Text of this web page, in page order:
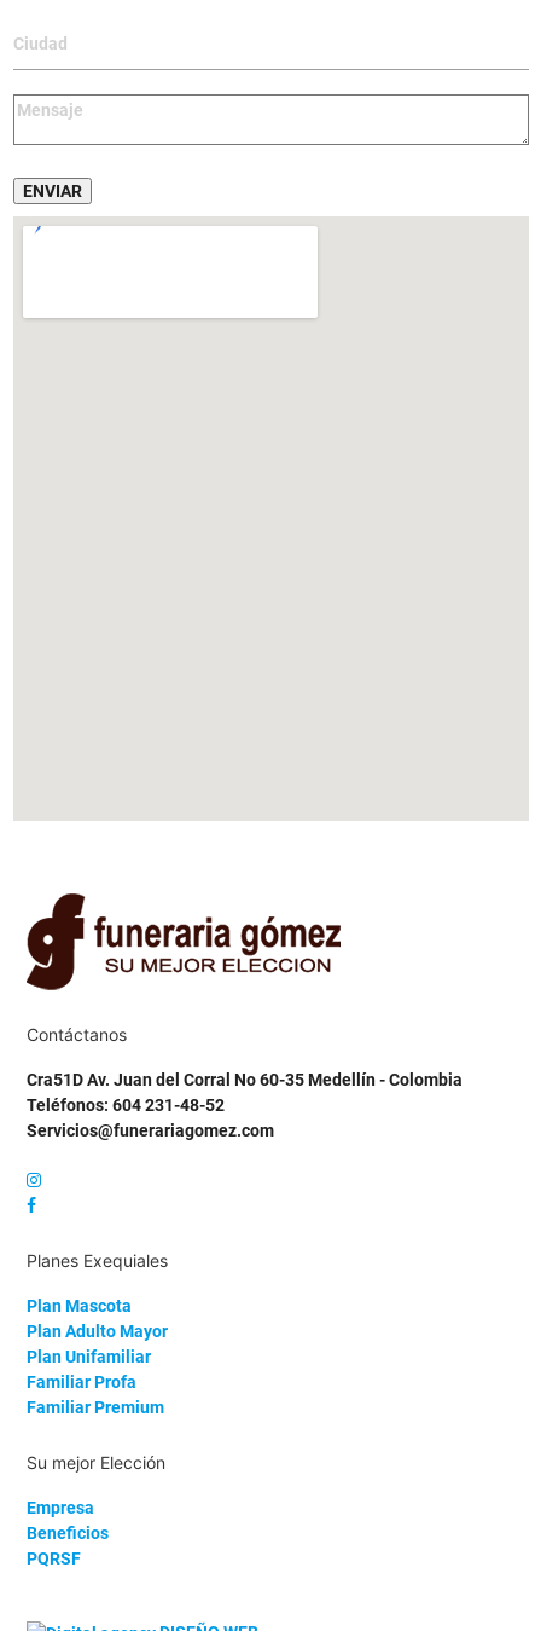
Contáctanos
Cra51D Av. Juan del Corral No 60-35 Medellín - Colombia
Teléfonos: 604 231-48-52
Servicios@funerariagomez.com
Planes Exequiales
Plan Mascota
Plan Adulto Mayor
Plan Unifamiliar
Familiar Profa
Familiar Premium
Su mejor Elección
Empresa
Beneficios
PQRSF